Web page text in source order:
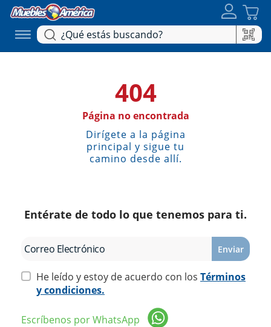
404
Página no encontrada
Dirígete a la página
principal y sigue tu
camino desde allí.
Entérate de todo lo que tenemos para ti.
Enviar
He leído y estoy de acuerdo con los Términos
y condiciones.
Escríbenos por WhatsApp